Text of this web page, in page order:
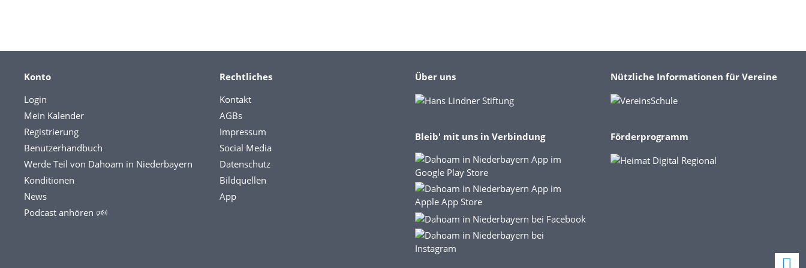
Konto
Login
Mein Kalender
Registrierung
Benutzerhandbuch
Werde Teil von Dahoam in Niederbayern
Konditionen
News
Podcast anhören 🕬
Rechtliches
Kontakt
AGBs
Impressum
Social Media
Datenschutz
Bildquellen
App
Über uns
Bleib' mit uns in Verbindung
Nützliche Informationen für Vereine
Förderprogramm